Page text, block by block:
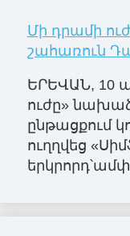
Մի դրամի
շահառուն
ԵՐԵՎԱՆ, 10
ուժը»
ընթացքում
ուղղվեց